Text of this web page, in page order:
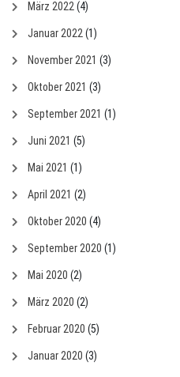
März 2022 (4)
Januar 2022 (1)
November 2021 (3)
Oktober 2021 (3)
September 2021 (1)
Juni 2021 (5)
Mai 2021 (1)
April 2021 (2)
Oktober 2020 (4)
September 2020 (1)
Mai 2020 (2)
März 2020 (2)
Februar 2020 (5)
Januar 2020 (3)